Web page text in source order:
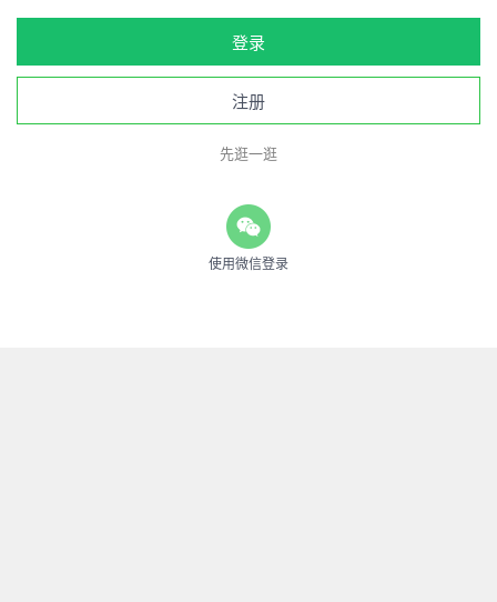
登录
注册
先逛一逛
使用微信登录